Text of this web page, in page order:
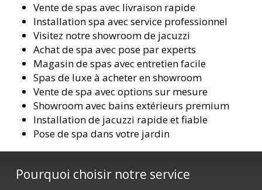
Vente de spas avec livraison rapide
Installation spa avec service professionnel
Visitez notre showroom de jacuzzi
Achat de spa avec pose par experts
Magasin de spas avec entretien facile
Spas de luxe à acheter en showroom
Vente de spa avec options sur mesure
Showroom avec bains extérieurs premium
Installation de jacuzzi rapide et fiable
Pose de spa dans votre jardin
Pourquoi choisir notre service